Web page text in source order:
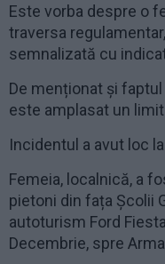
Este vorba despre o
traversa
semnalizată cu
De menționat și
este amplasat un
Incidentul a avut loc
Femeia, localnică, a
pietoni din fața Școlii
autoturism Ford
Decembrie, spre